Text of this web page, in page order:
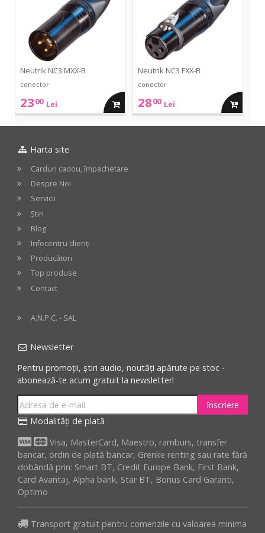
Neutrik NC3 MXX-B
conector
2300 Lei adauga
in
Neutrik NC3 FXX-B
conector
2800 Lei adauga
in
Harta site
Carduri cadou, împachetare
Despre Noi
Servicii
Știri
Blog
Infocentru clienți
Producători
Top produse
Contact
A.N.P.C. - SAL
Newsletter
Pentru promoții, știri audio, noutăți apărute pe stoc -
abonează-te acum gratuit la newsletter!
înscriere
Modalități de plată
Visa, MasterCard, Maestro, ramburs, transfer
bancar, ordin de plată bancar, Grenke renting sau rate fără
dobândă prin: Smart BT, Credit Europe Bank, First Bank,
Card Avantaj, Alpha bank, Star BT, Bonus Card Garanti,
Optimo
Transport gratuit pentru comenzile cu valoarea minima